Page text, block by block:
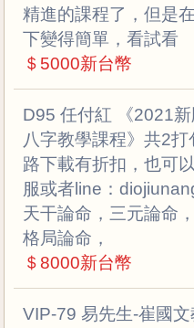
精進的課程了，但是
下變得簡單，看試看
＄5000新台幣
D95 任付紅 《2021
八字教學課程》共2
路下載有折扣，也可
服或者line：
天干論命，三元論命
格局論命，
＄8000新台幣
VIP-79 易先生-崔國文